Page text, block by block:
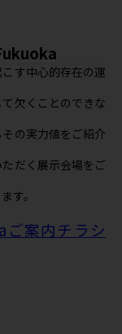
す中心的存在の運
欠くことのできな
の実力値をご紹介
だく展示会場をご
す。
ご案内チラシ